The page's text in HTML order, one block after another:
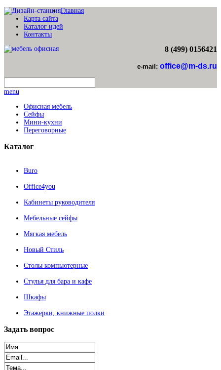
Главная
Карта сайта
Каталог идей
Контакты
8 (499) 0156421
e-mail: office@m-ds.ru
menu
Офисная мебель
Сейфы
Мини-кухни
Переговорные
Каталог
Buro
Office4you
Кабинеты руководителя
Мебельные сейфы
Мягкая мебель
Новый Стиль
Столы компьютерные
Стулья для бара и кафе
Шкафы
Этажерки, книжные полки
Задать вопрос